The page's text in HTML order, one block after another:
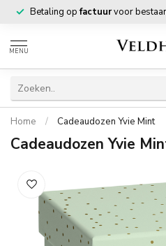
Betaling opfactuurvoor
MENU
Home / Cadeaudozen Yvie Mint
Cadeaudozen Yvie